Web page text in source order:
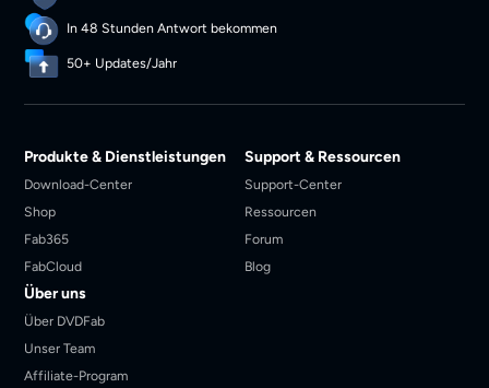
In 48 Stunden Antwort bekommen
50+ Updates/Jahr
Produkte & Dienstleistungen
Download-Center
Shop
Fab365
FabCloud
Support & Ressourcen
Support-Center
Ressourcen
Forum
Blog
Über uns
Über DVDFab
Unser Team
Affiliate-Program